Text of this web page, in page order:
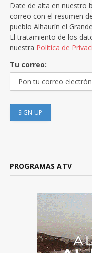
Date de alta en nuestro
correo con el resumen
pueblo Alhaurín el
El tratamiento de los
nuestra Política de
Tu correo:
PROGRAMAS ATV